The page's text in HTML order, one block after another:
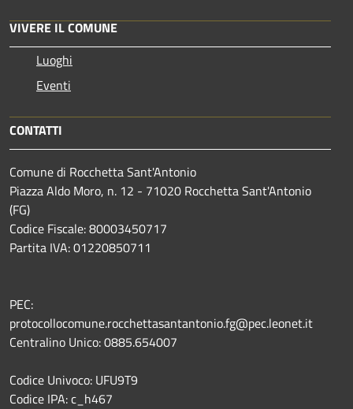
VIVERE IL COMUNE
Luoghi
Eventi
CONTATTI
Comune di Rocchetta Sant'Antonio
Piazza Aldo Moro, n. 12 - 71020 Rocchetta Sant'Antonio
(FG)
Codice Fiscale: 80003450717
Partita IVA: 01220850711
PEC:
protocollocomune.rocchettasantantonio.fg@pec.leonet.it
Centralino Unico: 0885.654007
Codice Univoco: UFU9T9
Codice IPA: c_h467